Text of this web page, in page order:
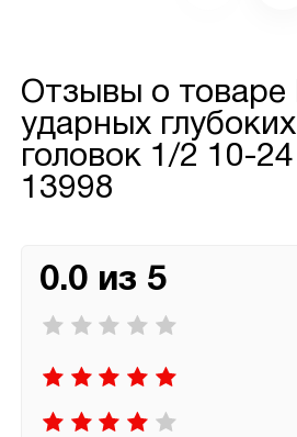
Отзывы о товаре
ударных
головок 1/2 10-
13998
0.0 из 5